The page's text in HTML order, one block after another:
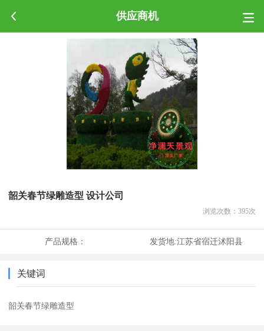
供应商机
韶关春节绿雕造型 设计公司
浏览次数： 395次
产品规格： 发货地:江苏省宿迁沭阳县
关键词
韶关春节绿雕造型